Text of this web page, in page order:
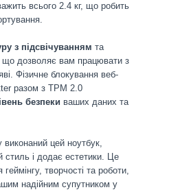
всього 2.4 кг, що робить
з підсвічуванням та
що дозволяє вам працювати з
Фізичне блокування веб-
разом з TPM 2.0
безпеки ваших даних та
виконаний цей ноутбук,
стиль і додає естетики. Це
творчості та роботи,
надійним супутником у